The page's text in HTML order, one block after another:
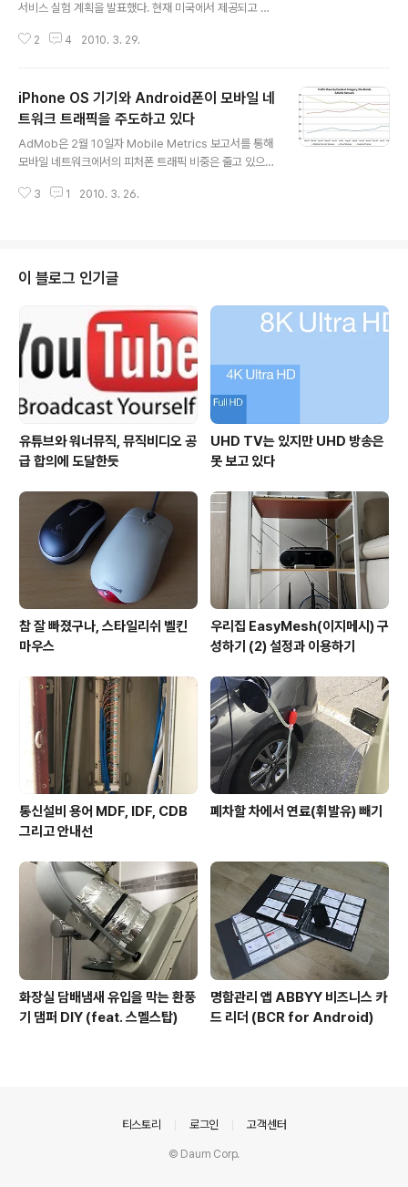
서비스 실험 계획을 발표했다. 현재 미국에서 제공되고 있
데, Google은 일반적인 DSL 회선속도(10Mbps)의 10
입자를 수용할 수 있는 초고속인터넷 서비스를 제공할 것
이라고 목표를 내놨다. 1Gbps로 제공하기 위해서는 현재
구리로 된 전화망이 아닌 광섬유를 통한 광통신으로 제공
되어야 한다. Google은 프로젝트를 성공시키기 위해 3월
서비스로 제공받기를 희망하는 지역공동체 신청자들의 접
2 4 2010. 3. 29.
iPhone OS 기기와 Android폰이 모바일 네
트워크 트래픽을 주도하고 있다
AdMob은 2월 10일자 Mobile Metrics 보고서를 통해
모바일 네트워크에서의 피처폰 트래픽 비중은 줄고 있으
단했다. AdMob은 미국 현지시각 25일 목요일 자체 조사
트래픽 분석 자료를 근거로 모바일 트래픽에서 피처폰은
감소추세에 있으며, 스마트폰과 MID에서는 증가하고 있다
고 밝혔다. 3개의 카테고리로 구분하여 모바일 네트워크
트래픽의 1년간 변화추이를 한눈에 볼 수 있는 이 자료를
살펴보면, 피처폰은 1년전 58%에서 35%로 점유율이 줄
어들었으며, 반면 스마트폰은..
3 1 2010. 3. 26.
이 블로그 인기글
유튜브와 워너뮤직, 뮤직비디오 공
급 합의에 도달한듯
UHD TV는 있지만 UHD 방송은
못 보고 있다
참 잘 빠졌구나, 스타일리쉬 벨킨
마우스
우리집 EasyMesh(이지메시) 구
성하기 (2) 설정과 이용하기
통신설비 용어 MDF, IDF, CDB
그리고 안내선
폐차할 차에서 연료(휘발유) 빼기
화장실 담배냄새 유입을 막는 환풍
기 댐퍼 DIY (feat. 스멜스탑)
명함관리 앱 ABBYY 비즈니스 카
드 리더 (BCR for Android)
티스토리 로그인 고객센터
© Daum Corp.